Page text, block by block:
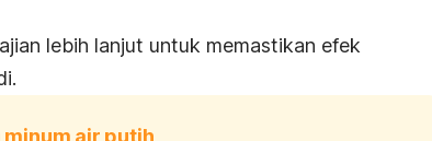
lebih lanjut untuk memastikan efek
minum air putih